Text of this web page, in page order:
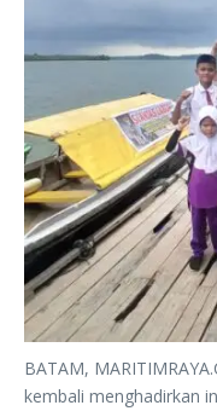
BATAM,
kembali menghadirkan